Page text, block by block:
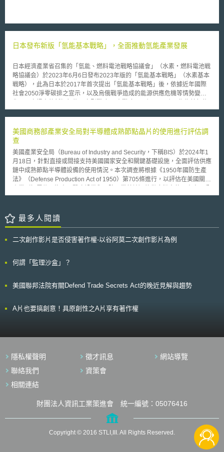
合法限制再銷售或再使用，故Impression仍構成專利侵權。 最終，最
諸任何限制，專利權人決定銷售產品時，該產品相關的專利權就會耗盡。另
的權利，其在契約法上或許有效，但在專利侵權訴訟中則沒有用。本案後，
最高法院確立採國際耗盡原則，說明專利權人在全球任何地方，產品經銷售
後即權利耗盡，無論專利權人是否有任何售後限制。 「本文同步刊登於
TIPS網站（https://www.tips.org.tw ）」
日本發布新版「氫能基本戰略」，全面推動氫能產業發展
日本經濟產業省召集的「氫能、燃料電池戰略協議會」（水素・燃料電池戦
略協議会）於2023年6月6日發布2023年版的「氫能基本戰略」（水素基本
戦略），此為日本於2017年首次提出「氫能基本戰略」後，依據近年國際
社會2050淨零碳排之宣示，以及烏俄戰爭造成的能源供應危機等情勢變
發展基本原則，即安全性（Safety）、能源保全（Energy Security）、經濟
的前提下，期望透過發展氫能，實現「氫能社會」理想，兼顧能源供給穩定
與經濟成長，同時對環境有所貢獻。基此，本戰略提出擴大氫供給、創造氫
需求、建構大規模供應鏈、發展地區性氫能利用、推動技術革新、國際合
作、促進國民理解等七項推動方向。 為強化氫產業競爭力，本戰略從製
造、運輸、使用等三個面向著手，首先，確立2030年水電解裝置達15GW之
目標，支援生產設備設置；其次，建置輸送管路等基礎設施，以降低運輸成
本，並確保足夠的氫運輸船以供海上運輸使用；最後，於技術方面，加速燃
機構之設立」、「人才培育」等面向，全面檢視並調整與氫供應鏈相關的法
規範，以確保整體安全性。
美國商務部產業安全局對半導體成熟節點晶片的使用進行評估調
查
美國產業安全局（Bureau of Industry and Security，下稱BIS）於2024年1
月18日，針對直接或間接支持美國國家安全和關鍵基礎設施，全面評估供應
鏈中成熟節點半導體設備的使用情況。本次調查將根據《1950年國防生產
法》（Defense Production Act of 1950）第705條進行，以評估在美國關鍵
司生產的成熟節點晶片的程度和影響力。 BIS同時提供常見問答予各界參
未來也可能依指示再次進行類似的評估。 （2）本次評估將提供後續政策制
定的參考，以加強半導體供應鏈，促進傳統晶片生產的公平競爭，並降低中
性材料、太空和航空、火箭推進、彈藥和半導體等廣泛項目進行過約60多項
說明。 （5）本次評估並非根據《2021年國防授權法案》（National
資助的資格或考量。 （6）本次評估並非BIS對於高階運算晶片規範的一部
最多人閱讀
二次創作影片是否侵害著作權-以谷阿莫二次創作影片為例
何謂「監理沙盒」？
美國聯邦法院有關Defend Trade Secrets Act的晚近見解與趨勢
A片也要搞創意！具原創性之A片享有著作權
隱私權聲明 徵才訊息
網站導覽
聯絡我們
資策會
相關連結
財團法人資訊工業策進會 統一編號：05076416
Copyright © 2016 STLI,III. All Rights Reserved.